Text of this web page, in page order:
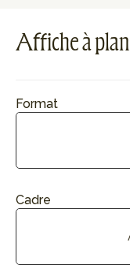
Affiche à
Format
Cadre